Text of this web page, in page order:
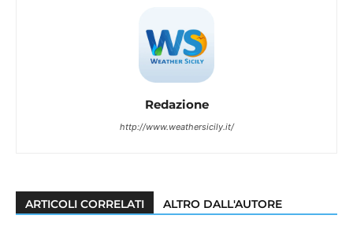
Redazione
http://www.weathersicily.it/
ARTICOLI CORRELATI ALTRO DALL'AUTORE